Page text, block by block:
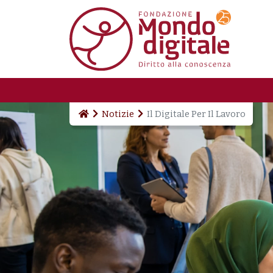
Salta al contenuto principale
Notizie Il Digitale Per Il Lavoro